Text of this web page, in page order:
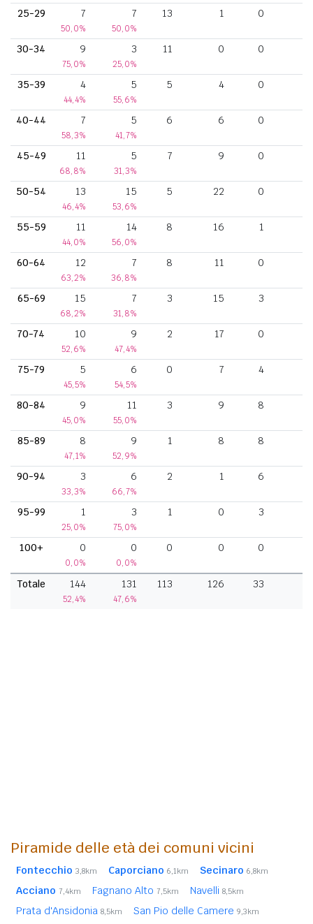
25-29 7
50,0%
7
50,0%
13 1 0
30-34 9
75,0%
3
25,0%
11 0 0
35-39 4
44,4%
5
55,6%
5 4 0
40-44 7
58,3%
5
41,7%
6 6 0
45-49 11
68,8%
5
31,3%
7 9 0
50-54 13
46,4%
15
53,6%
5 22 0
55-59 11
44,0%
14
56,0%
8 16 1
60-64 12
63,2%
7
36,8%
8 11 0
65-69 15
68,2%
7
31,8%
3 15 3
70-74 10
52,6%
9
47,4%
2 17 0
75-79 5
45,5%
6
54,5%
0 7 4
80-84 9
45,0%
11
55,0%
3 9 8
85-89 8
47,1%
9
52,9%
1 8 8
90-94 3
33,3%
6
66,7%
2 1 6
95-99 1
25,0%
3
75,0%
1 0 3
100+ 0
0,0%
0
0,0%
0 0 0
Totale 144
52,4%
131
47,6%
113 126 33
Piramide delle età dei comuni vicini
Fontecchio 3,8km Caporciano 6,1km Secinaro 6,8km
Acciano 7,4km Fagnano Alto 7,5km Navelli 8,5km
Prata d'Ansidonia 8,5km San Pio delle Camere 9,3km